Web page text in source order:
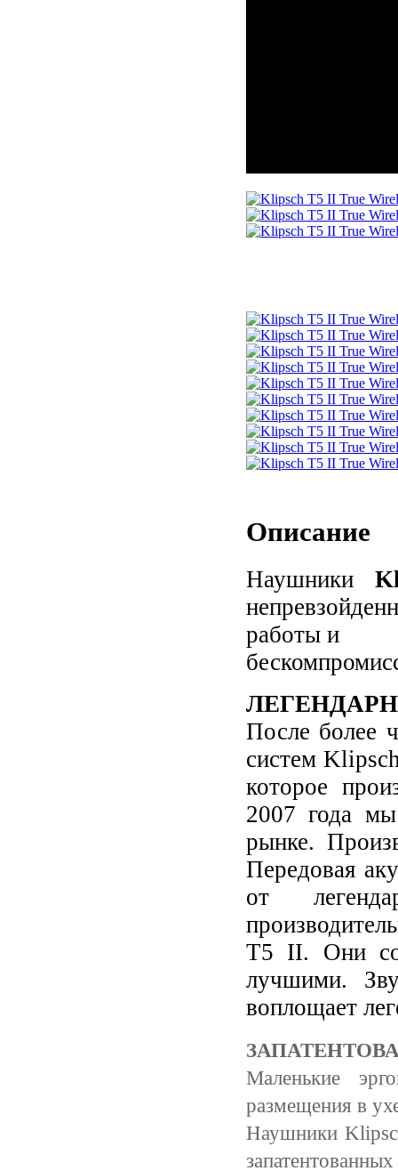
Описание
Наушники
работы и
После более
систем
которое
2007 года
рынке.
Передовая
от
T5 II. Они
лучшими.
воплощает
Маленькие
размещения в
Наушники